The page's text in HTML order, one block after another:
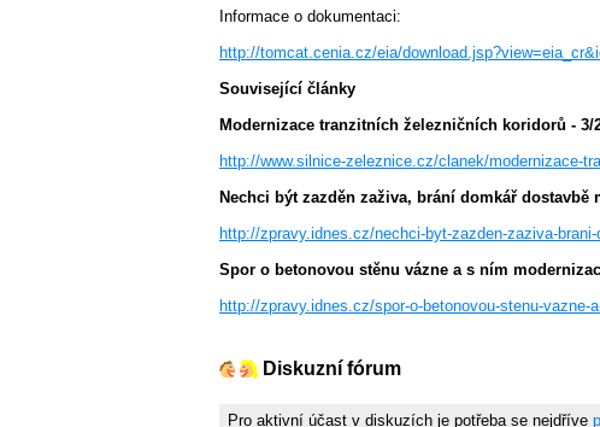
Informace o dokumentaci:
http://tomcat.cenia.cz/eia/
Související články
Modernizace tranzitních železničních koridorů - 3/
http://www.silnice-zeleznice.cz/clanek/modernizace-
Nechci být zazděn zaživa, brání domkář dostavbě
http://zpravy.idnes.cz/nechci-byt-zazden-zaziva-
Spor o betonovou stěnu vázne a s ním
http://zpravy.idnes.cz/spor-o-betonovou-stenu-vazne-
Diskuzní fórum
Pro aktivní účast v diskuzích je potřeba se nejdříve